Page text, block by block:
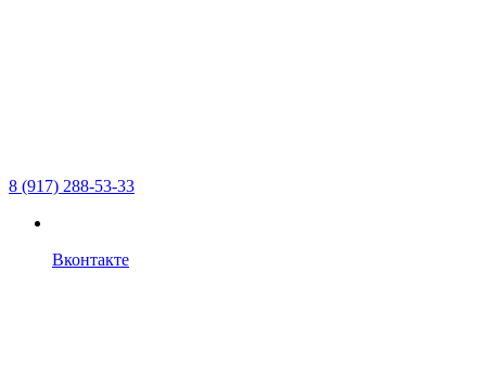
8 (917) 288-53-33
Вконтакте